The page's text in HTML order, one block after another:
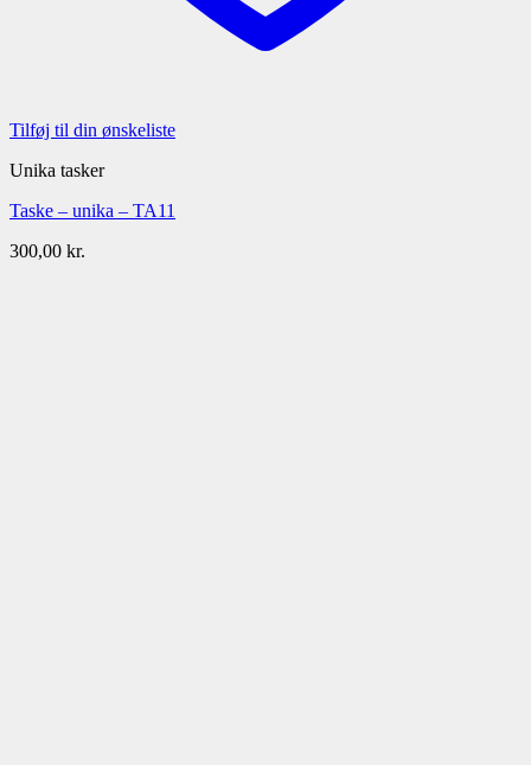
Tilføj til din ønskeliste
Unika tasker
Taske – unika – TA11
300,00 kr.